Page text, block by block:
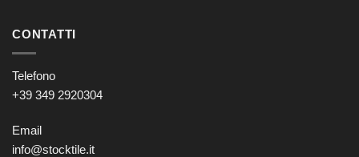
CONTATTI
Telefono
+39 349 2920304
Email
info@stocktile.it